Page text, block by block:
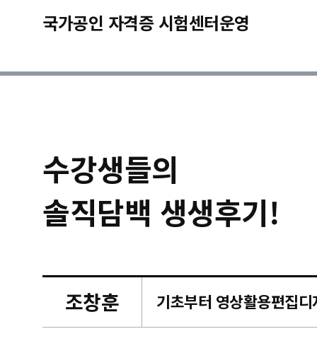
국가공인 자격증 시험센터운영
수강생들의
솔직담백 생생후기!
조창훈